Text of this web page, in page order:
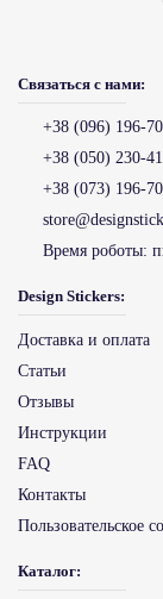
Связаться с нами:
+38 (096) 196-
+38 (050) 230-
+38 (073) 196-
Время роботы:
Design Stickers:
Доставка и оплата
Статьи
Отзывы
Инструкции
FAQ
Контакты
Пользовательское
Каталог: